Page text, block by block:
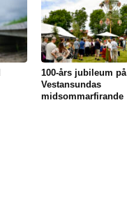
100-års jubileum på
Vestansundas
midsommarfirande